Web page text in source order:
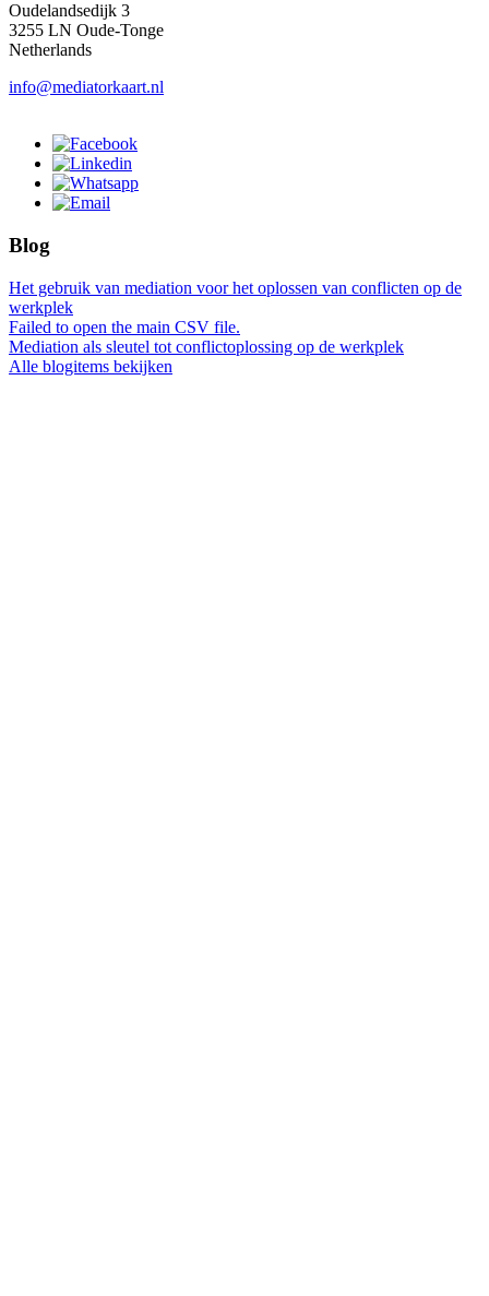
Oudelandsedijk 3
3255 LN Oude-Tonge
Netherlands
info@mediatorkaart.nl
Blog
Het gebruik van mediation voor het oplossen van conflicten op de
werkplek
Failed to open the main CSV file.
Mediation als sleutel tot conflictoplossing op de werkplek
Alle blogitems bekijken